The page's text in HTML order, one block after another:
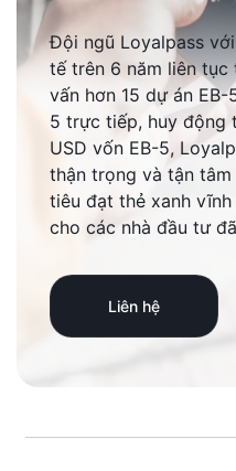
Đội ngũ Loyalpass
tế trên 6 năm liên tục
vấn hơn 15 dự án
5 trực tiếp, huy động
USD vốn EB-5,
thận trọng và tận
tiêu đạt thẻ xanh
cho các nhà đầu tư
Liên hệ